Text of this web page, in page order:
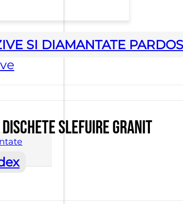
SI DIAMANTATE
Dischete slefuire granit